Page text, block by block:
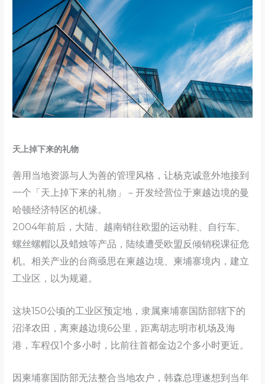
天上掉下来的礼物
善用当地资源与人为善的管理风格，让杨克诚意外地接到
一个「天上掉下来的礼物」－开发经营位于柬越边境的曼
哈顿经济特区的机缘。
2004年前后，大陆、越南销往欧盟的运动鞋、自行车、
螺丝螺帽以及蜡烛等产品，陆续遭受欧盟反倾销税课征危
机。相关产业的台商亟思在柬越边境、柬埔寨境内，建立
工业区，以为规避。
这块150公顷的工业区预定地，隶属柬埔寨国防部辖下的
沼泽农田，离柬越边境6公里，距离胡志明市机场及海
港，车程仅1个多小时，比前往首都金边2个多小时更近。
因柬埔寨国防部无法整合当地农户，韩森总理遂想到当年